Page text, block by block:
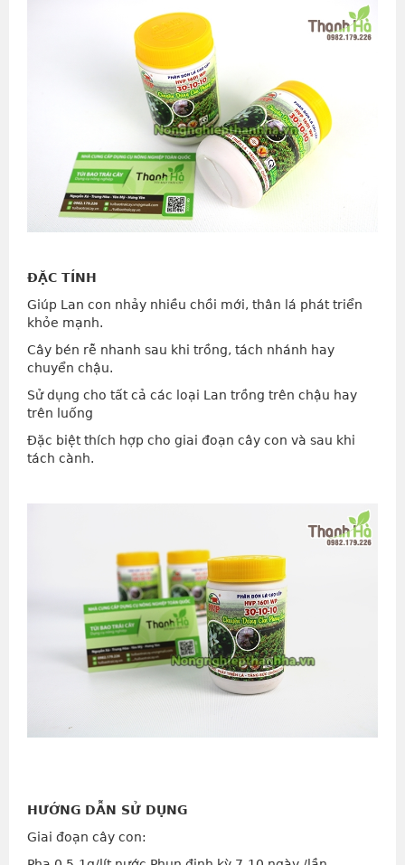
ĐẶC TÍNH
Giúp Lan con nhảy nhiều chồi mới, thân lá phát triển
khỏe mạnh.
Cây bén rễ nhanh sau khi trồng, tách nhánh hay
chuyển chậu.
Sử dụng cho tất cả các loại Lan trồng trên chậu hay
trên luống
Đặc biệt thích hợp cho giai đoạn cây con và sau khi
tách cành.
HƯỚNG DẪN SỬ DỤNG
Giai đoạn cây con: